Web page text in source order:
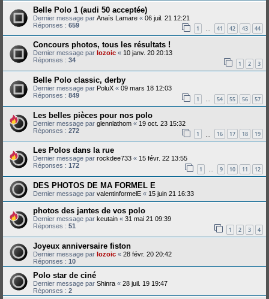
Belle Polo 1 (audi 50 acceptée)
Dernier message par Anaïs Lamare « 06 juil. 21 12:21
Réponses : 659 1 41 42 43 44
Concours photos, tous les résultats !
Dernier message par lozoic « 10 janv. 20 20:13
Réponses : 34 1 2 3
Belle Polo classic, derby
Dernier message par PoluX « 09 mars 18 12:03
Réponses : 849 1 … 54 55 56 57
Les belles pièces pour nos polo
Dernier message par glennlathom « 19 oct. 23 15:32
Réponses : 272 1 16 17 18 19
Les Polos dans la rue
Dernier message par rockdee733 « 15 févr. 22 13:55
Réponses : 172 1 … 9 10 11 12
DES PHOTOS DE MA FORMEL E
Dernier message par valentinformelE « 15 juin 21 16:33
photos des jantes de vos polo
Dernier message par keutain « 31 mai 21 09:39
Réponses : 51 1 2 3 4
Joyeux anniversaire fiston
Dernier message par lozoic « 28 févr. 20 20:42
Réponses : 10
Polo star de ciné
Dernier message par Shinra « 28 juil. 19 19:47
Réponses : 2